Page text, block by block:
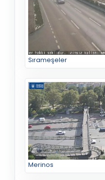
Sırameşeler
Merinos